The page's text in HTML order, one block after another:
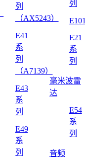
列
（AX5243）
E41
系
列
（A7139）
E43
系
列
E49
系
列
列
E21
系
列
毫米波雷
达
E54
系
列
音频